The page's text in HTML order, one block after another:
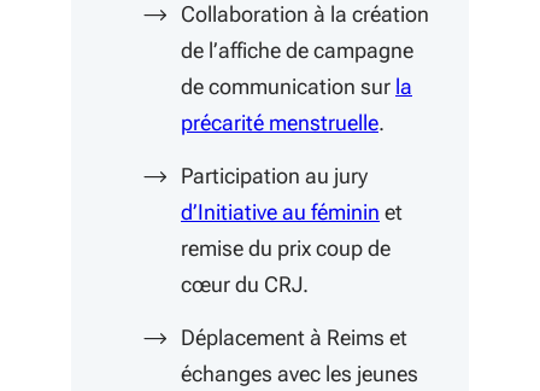
Collaboration à la création
de l’affiche de campagne
de communication sur la
précarité menstruelle.
Participation au jury
d’Initiative au féminin (S'ouvre dans
et
remise du prix coup de
cœur du CRJ.
Déplacement à Reims et
échanges avec les jeunes